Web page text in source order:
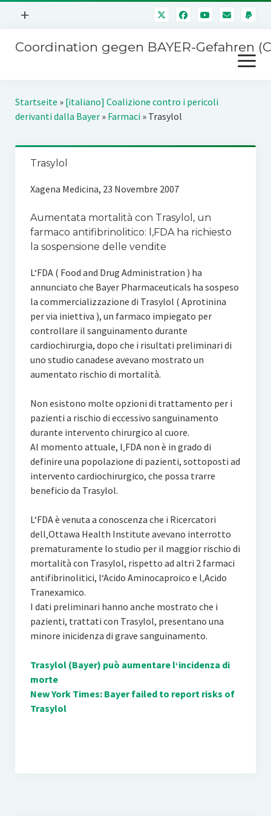
Menü
+
Mitmachen
Über uns
Impressum
Coordination gegen BAYER-Gefahren
Menü
öffnen
Kampagnen
Startseite » [italiano] Coalizione contro i pericoli
derivanti dalla Bayer» Farmaci » Trasylol
Trasylol
Xagena Medicina, 23 Novembre 2007
Aumentata mortalità con Trasylol, un
farmaco antifibrinolitico: l‚FDA ha richiesto
la sospensione delle vendite
L‘FDA ( Food and Drug Administration ) ha
annunciato che Bayer Pharmaceuticals ha sospeso
la commercializzazione di Trasylol ( Aprotinina
per via iniettiva ), un farmaco impiegato per
controllare il sanguinamento durante
cardiochirurgia, dopo che i risultati preliminari di
uno studio canadese avevano mostrato un
aumentato rischio di mortalità.
Non esistono molte opzioni di trattamento per i
pazienti a rischio di eccessivo sanguinamento
durante intervento chirurgico al cuore.
Al momento attuale, l‚FDA non è in grado di
definire una popolazione di pazienti, sottoposti ad
intervento cardiochirurgico, che possa trarre
beneficio da Trasylol.
L‘FDA è venuta a conoscenza che i Ricercatori
dell‚Ottawa Health Institute avevano interrotto
prematuramente lo studio per il maggior rischio di
mortalità con Trasylol, rispetto ad altri 2 farmaci
antifibrinolitici, l‘Acido Aminocaproico e l‚Acido
Tranexamico.
I dati preliminari hanno anche mostrato che i
pazienti, trattati con Trasylol, presentano una
minore inicidenza di grave sanguinamento.
Trasylol (Bayer) può aumentare l‘incidenza di
morte
New York Times: Bayer failed to report risks of
Trasylol